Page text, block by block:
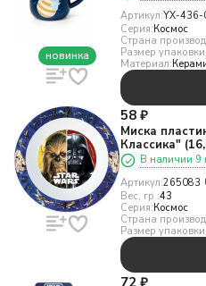
новинка
Артикул:YX-436-
Серия:Космос
Страна
Размер
Материал:
58 ₽
Миска
Классика"
В наличии 9
Артикул:265083
Вес, гр.:43
Серия:Космос
Страна
Размер
72 ₽